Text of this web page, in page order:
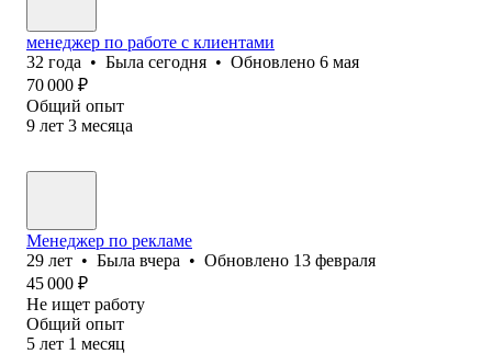
менеджер по работе с клиентами
32 года • Была сегодня • Обновлено 6 мая
70 000 ₽
Общий опыт
9 лет 3 месяца
Менеджер по рекламе
29 лет • Была вчера • Обновлено 13 февраля
45 000 ₽
Не ищет работу
Общий опыт
5 лет 1 месяц